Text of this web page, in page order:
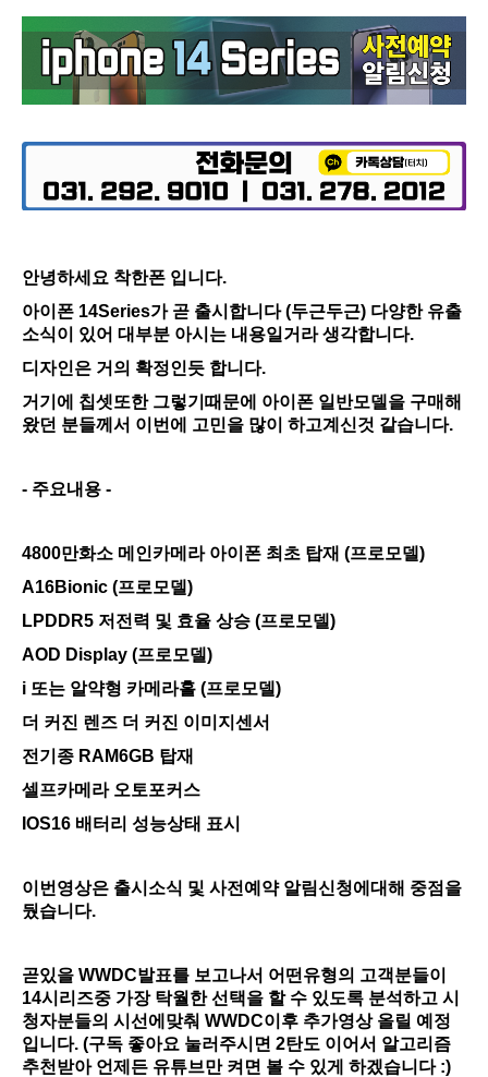
안녕하세요 착한폰 입니다.
아이폰 14Series가 곧 출시합니다 (두근두근) 다양한 유출
소식이 있어 대부분 아시는 내용일거라 생각합니다.
디자인은 거의 확정인듯 합니다.
거기에 칩셋또한 그렇기때문에 아이폰 일반모델을 구매해
왔던 분들께서 이번에 고민을 많이 하고계신것 같습니다.
- 주요내용 -
4800만화소 메인카메라 아이폰 최초 탑재 (프로모델)
A16Bionic (프로모델)
LPDDR5 저전력 및 효율 상승 (프로모델)
AOD Display (프로모델)
i 또는 알약형 카메라홀 (프로모델)
더 커진 렌즈 더 커진 이미지센서
전기종 RAM6GB 탑재
셀프카메라 오토포커스
IOS16 배터리 성능상태 표시
이번영상은 출시소식 및 사전예약 알림신청에대해 중점을
뒀습니다.
곧있을 WWDC발표를 보고나서 어떤유형의 고객분들이
14시리즈중 가장 탁월한 선택을 할 수 있도록 분석하고 시
청자분들의 시선에맞춰 WWDC이후 추가영상 올릴 예정
입니다. (구독 좋아요 눌러주시면 2탄도 이어서 알고리즘
추천받아 언제든 유튜브만 켜면 볼 수 있게 하겠습니다 :)